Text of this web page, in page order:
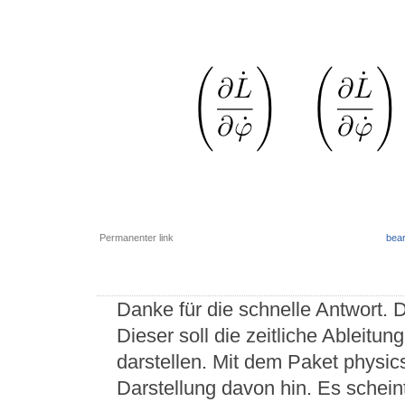
Permanenter link
Danke für die schnelle Antwort.
Dieser soll die zeitliche
darstellen. Mit dem Paket
Darstellung davon hin. Es